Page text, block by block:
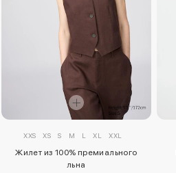
XXS XS S M L XL XXL
Жилет из 100% премиального
льна